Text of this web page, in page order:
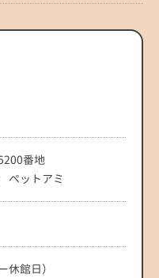
番地
ペットアミ
休館日）